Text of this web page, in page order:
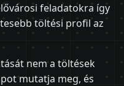
feladatokra így
töltési profil az
nem a töltések
mutatja meg, és